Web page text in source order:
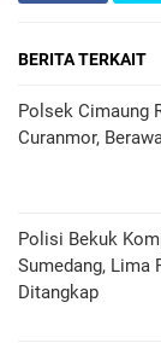
BERITA TERKAIT
Polsek Cimaung
Curanmor,
Polisi Bekuk
Sumedang, Lima
Ditangkap